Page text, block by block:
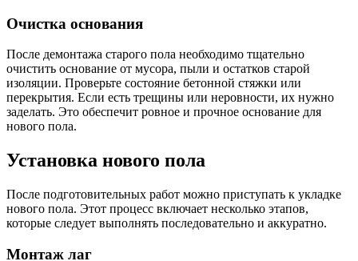
Очистка основания
После демонтажа старого пола необходимо тщательно
очистить основание от мусора, пыли и остатков старой
изоляции. Проверьте состояние бетонной стяжки или
перекрытия. Если есть трещины или неровности, их нужно
заделать. Это обеспечит ровное и прочное основание для
нового пола.
Установка нового пола
После подготовительных работ можно приступать к укладке
нового пола. Этот процесс включает несколько этапов,
которые следует выполнять последовательно и аккуратно.
Монтаж лаг